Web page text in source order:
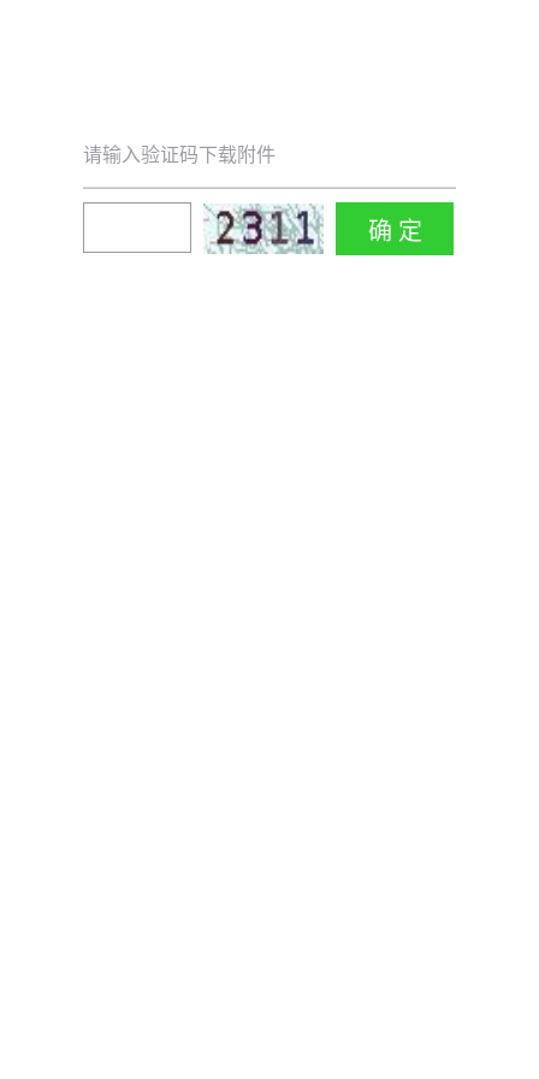
请输入验证码下载附件